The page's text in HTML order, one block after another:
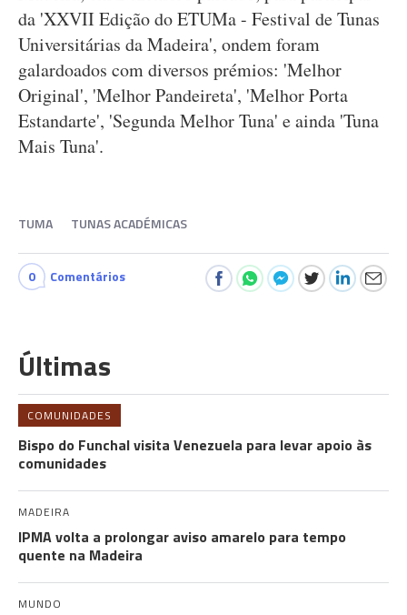
da 'XXVII Edição do ETUMa - Festival de Tunas
Universitárias da Madeira', ondem foram
galardoados com diversos prémios: 'Melhor
Original', 'Melhor Pandeireta', 'Melhor Porta
Estandarte', 'Segunda Melhor Tuna' e ainda 'Tuna
Mais Tuna'.
TUMA TUNAS ACADÉMICAS
0 Comentários
Últimas
COMUNIDADES
Bispo do Funchal visita Venezuela para levar apoio às
comunidades
MADEIRA
IPMA volta a prolongar aviso amarelo para tempo
quente na Madeira
MUNDO